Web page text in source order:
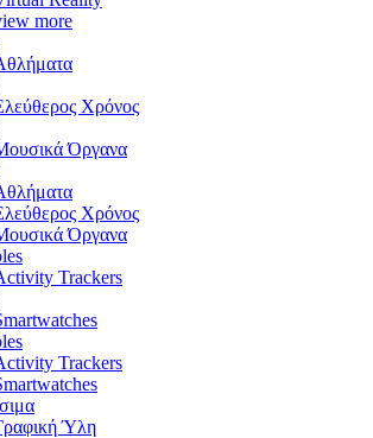
more
Χρόνος
Όργανα
Χρόνος
Όργανα
Trackers
Trackers
Ύλη